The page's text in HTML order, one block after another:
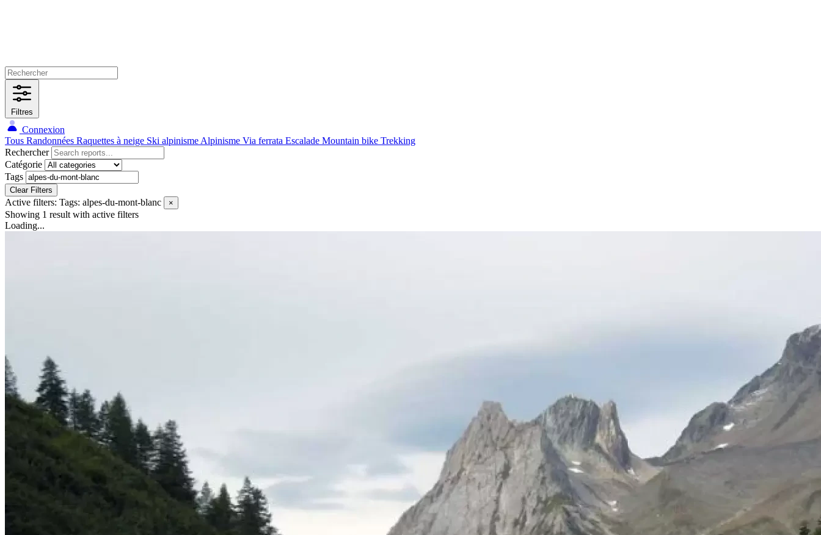
Filtres
Connexion
Tous Randonnées Raquettes à neige Ski alpinisme Alpinisme Via ferrata Escalade Mountain bike Trekking
Rechercher
Catégorie
Tags
Clear Filters
Active filters: Tags: alpes-du-mont-blanc ×
Showing 1 result with active filters
Loading...